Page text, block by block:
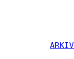
ARKIV